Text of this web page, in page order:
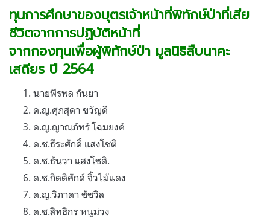
ทุนการศึกษาของบุตรเจ้าหน้าที่พิทักษ์ป่าที่เสีย
ชีวิตจากการปฏิบัติหน้าที่
จากกองทุนเพื่อผู้พิทักษ์ป่า มูลนิธิสืบนาคะ
เสถียร ปี 2564
นายพีรพล กันยา
ด.ญ.ศุภสุดา ขวัญดี
ด.ญ.ญาณภัทร์ โฉมยงค์
ด.ช.ธีระศักดิ์ แสงโชติ
ด.ช.ธันวา แสงโชติ.
ด.ช.กิตติศักด์ จิ้วไม้แดง
ด.ญ.วิภาดา ชัชวิล
ด.ช.สิทธิกร หนูม่วง